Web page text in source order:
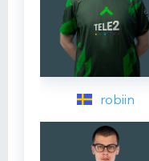
robiin